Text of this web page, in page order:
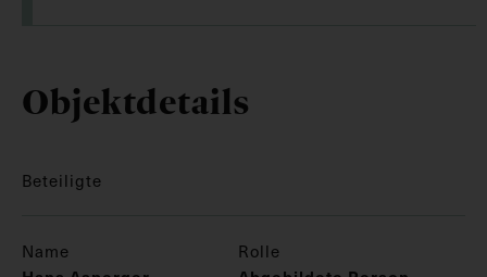
Objektdetails
Beteiligte
Name Rolle